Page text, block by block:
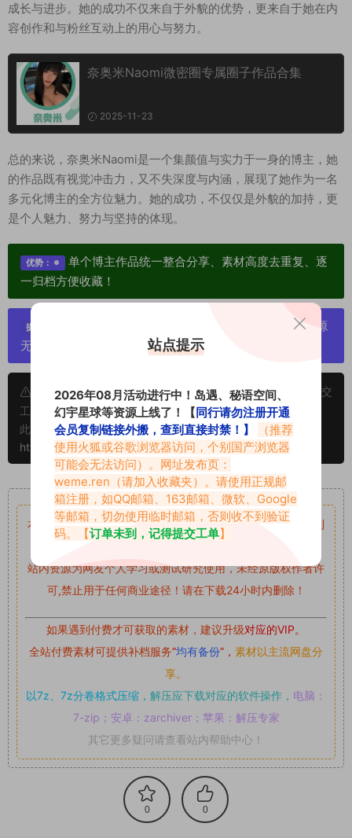
成长与进步。她的成功不仅来自于外貌的优势，更来自于她在内
容创作和与粉丝互动上的用心与努力。
奈奥米Naomi微密圈专属圈子作品合集
2025-11-23
总的来说，奈奥米Naomi是一个集颜值与实力于一身的博主，她
的作品既有视觉冲击力，又不失深度与内涵，展现了她作为一名
多元化博主的全方位魅力。她的成功，不仅仅是外貌的加持，更
是个人魅力、努力与坚持的体现。
优势：
单个博主作品统一整合分享、素材高度去重复、逐
一归档方便收藏！
提示：
严禁搬运资源链接，一经发现封号处理，素材资源
无露点、需求请绕道，关闭本站网页！
申明：本文资源均来源网友分享，若侵犯了您的权限可以提交
工单处理。
此外本文章皆属于原创文章，转载请注明出处！原文链接：
https://www.vmiba.com/17919.html
重要声明
本站资源均来自网络分享，如有侵犯你的权益请私信留言
收到
站内资源为网友个人学习或测试研究使用，未经原版权作者许
可,禁止用于任何商业途径！请在下载24小时内删除！
如果遇到付费才可获取的素材，建议升级对应的VIP。
全站付费素材可提供补档服务“均有备份”， 素材以主流网盘分
享。
以7z、7z分卷格式压缩， 解压应下载对应的软件操作， 电脑：
7-zip；安卓：zarchiver；苹果：解压专家
其它更多疑问请查看站内帮助中心！
0 0
站点提示
2026年08月活动进行中！岛遇、秘语空间、
幻宇星球等资源上线了！【同行请勿注册开通
会员复制链接外搬，查到直接封禁！】
（推荐
使用火狐或谷歌浏览器访问，个别国产浏览器
可能会无法访问）。网址发布页：
weme.ren （请加入收藏夹）。请使用正规邮
箱注册，如QQ邮箱、163邮箱、微软、Google
等邮箱，切勿使用临时邮箱，否则收不到验证
码。【订单未到，记得提交工单】